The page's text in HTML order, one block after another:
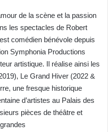
de la scène et la passion
les spectacles de Robert
comédien bénévole depuis
Symphonia Productions
artistique. Il réalise ainsi les
Le Grand Hiver (2022 &
une fresque historique
d’artistes au Palais des
pièces de théâtre et